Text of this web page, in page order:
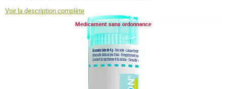
Medicament sans ordonnance
Voir la description complète